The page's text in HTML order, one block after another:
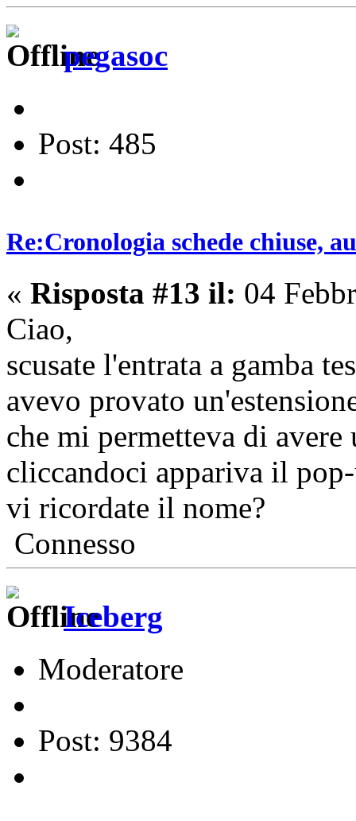
pegasoc
Post: 485
Re:Cronologia schede chiuse,
« Risposta #13 il: 04
Ciao,
scusate l'entrata a gamba
avevo provato
che mi permetteva di
cliccandoci appariva il
vi ricordate il nome?
Connesso
Iceberg
Moderatore
Post: 9384